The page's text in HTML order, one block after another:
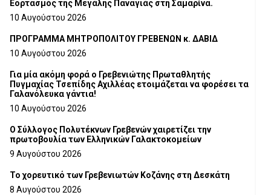
Εορτασμός της Μεγάλης Παναγιάς στη Σαμαρίνα.
10 Αυγούστου 2026
ΠΡΟΓΡΑΜΜΑ ΜΗΤΡΟΠΟΛΙΤΟΥ ΓΡΕΒΕΝΩΝ κ. ΔΑΒΙΔ
10 Αυγούστου 2026
Για μία ακόμη φορά ο Γρεβενιώτης Πρωταθλητής
Πυγμαχίας Τσεπίδης Αχιλλέας ετοιμάζεται να φορέσει τα
Γαλανόλευκα γάντια!
10 Αυγούστου 2026
Ο Σύλλογος Πολυτέκνων Γρεβενών χαιρετίζει την
πρωτοβουλία των Ελληνικών Γαλακτοκομείων
9 Αυγούστου 2026
Το χορευτικό των Γρεβενιωτών Κοζάνης στη Δεσκάτη
8 Αυγούστου 2026